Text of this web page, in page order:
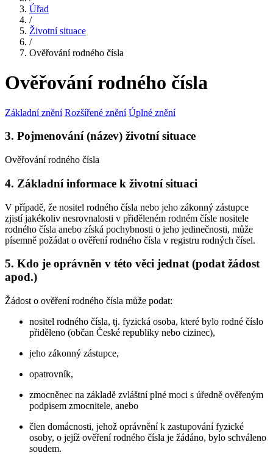
Úřad
/
Životní situace
/
Ověřování rodného čísla
Ověřování rodného čísla
Základní znění Rozšířené znění Úplné znění
3. Pojmenování (název) životní situace
Ověřování rodného čísla
4. Základní informace k životní situaci
V případě, že nositel rodného čísla nebo jeho zákonný zástupce
zjistí jakékoliv nesrovnalosti v přiděleném rodném čísle nositele
rodného čísla anebo získá pochybnosti o jeho jedinečnosti, může
písemně požádat o ověření rodného čísla v registru rodných čísel.
5. Kdo je oprávněn v této věci jednat (podat žádost
apod.)
Žádost o ověření rodného čísla může podat:
nositel rodného čísla, tj. fyzická osoba, které bylo rodné číslo
přiděleno (občan České republiky nebo cizinec),
jeho zákonný zástupce,
opatrovník,
zmocněnec na základě zvláštní plné moci s úředně ověřeným
podpisem zmocnitele, anebo
člen domácnosti, jehož oprávnění k zastupování fyzické
osoby, o jejíž ověření rodného čísla je žádáno, bylo schváleno
soudem.